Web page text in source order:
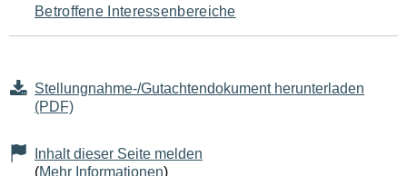
Seiteninhalt
Betroffene Interessenbereiche
Stellungnahme-/Gutachtendokument herunterladen
(PDF)
Inhalt dieser Seite melden
(Mehr Informationen)